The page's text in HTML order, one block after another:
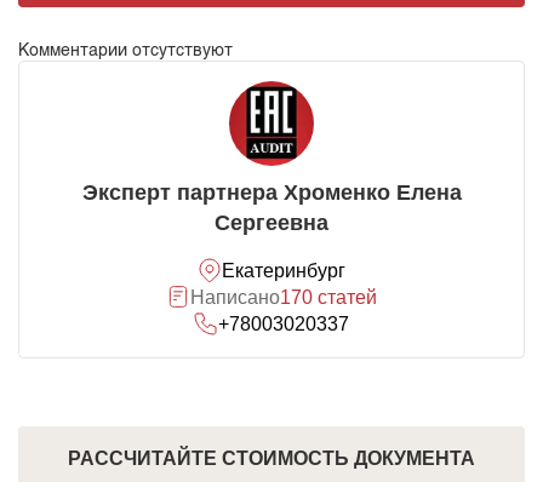
Комментарии отсутствуют
Эксперт партнера Хроменко Елена
Сергеевна
Екатеринбург
Написано170 статей
+78003020337
РАССЧИТАЙТЕ СТОИМОСТЬ ДОКУМЕНТА